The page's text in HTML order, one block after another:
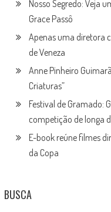
Nosso Segredo: Veja
Grace Passô
Apenas uma diretora
de Veneza
Anne Pinheiro
Criaturas”
Festival de Gramado:
competição de longa
E-book reúne filmes
da Copa
BUSCA